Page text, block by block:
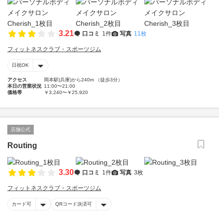
3.21 口コミ 1件 写真 11枚
フィットネスクラブ・スポーツジム
日祝OK
アクセス
岡本駅(兵庫)から240m （徒歩3分）
本日の営業状況 11:00〜21:00
価格帯
￥3,240〜￥25,920
店舗公式
Routing
3.30 口コミ 1件 写真 3枚
フィットネスクラブ・スポーツジム
カード可 QRコード決済可